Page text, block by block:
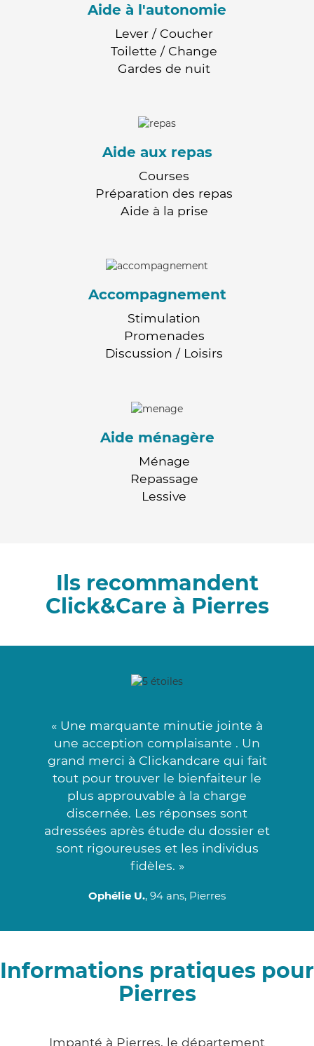
Aide à l'autonomie
Lever / Coucher
Toilette / Change
Gardes de nuit
Aide aux repas
Courses
Préparation des repas
Aide à la prise
Accompagnement
Stimulation
Promenades
Discussion / Loisirs
Aide ménagère
Ménage
Repassage
Lessive
Ils recommandent
Click&Care à Pierres
« Une marquante minutie jointe à
une acception complaisante . Un
grand merci à Clickandcare qui fait
tout pour trouver le bienfaiteur le
plus approuvable à la charge
discernée. Les réponses sont
adressées après étude du dossier et
sont rigoureuses et les individus
fidèles. »
Ophélie U., 94 ans, Pierres
Informations pratiques pour
Pierres
Impanté à Pierres, le département